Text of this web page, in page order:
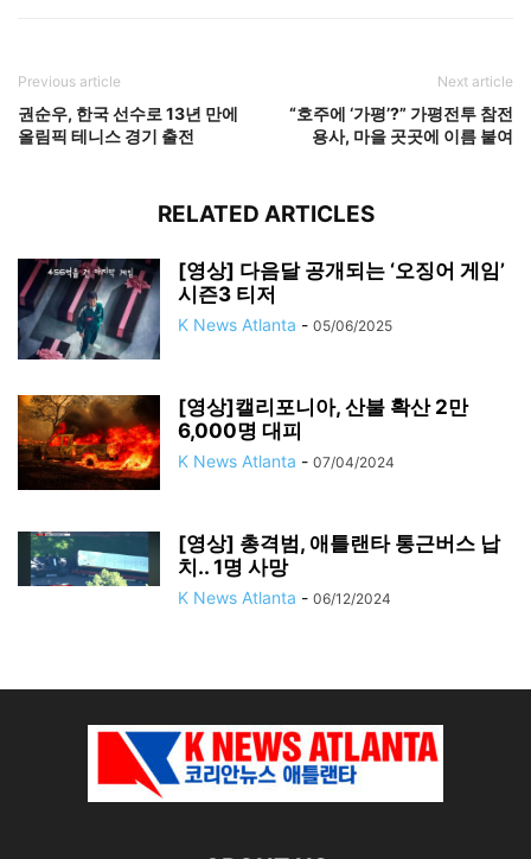
Previous article
권순우, 한국 선수로 13년 만에
올림픽 테니스 경기 출전
Next article
“호주에 ‘가평’?” 가평전투 참전
용사, 마을 곳곳에 이름 붙여
RELATED ARTICLES
[영상] 다음달 공개되는 ‘오징어 게임’
시즌3 티저
K News Atlanta - 05/06/2025
[영상]캘리포니아, 산불 확산 2만
6,000명 대피
K News Atlanta - 07/04/2024
[영상] 총격범, 애틀랜타 통근버스 납
치.. 1명 사망
K News Atlanta - 06/12/2024